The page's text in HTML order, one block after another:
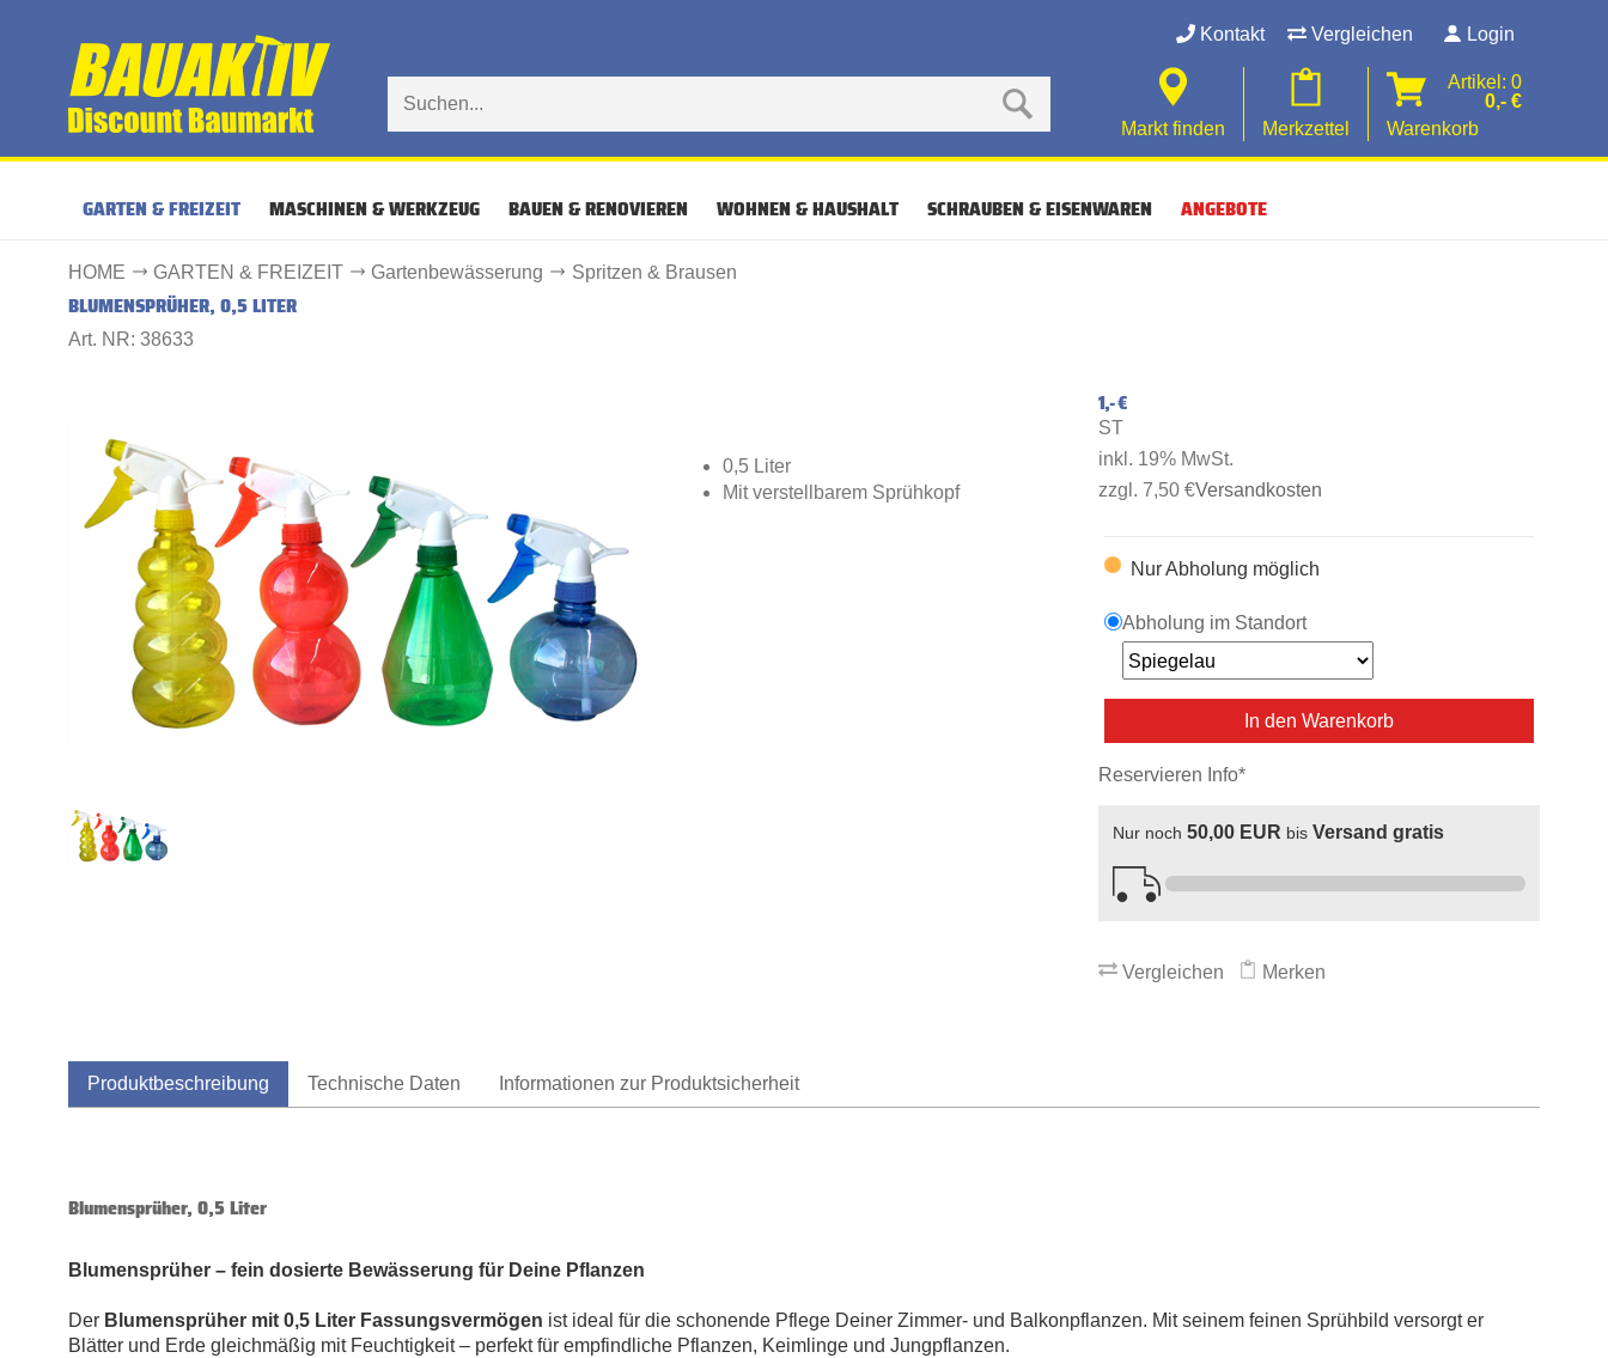
Kontakt Vergleichen Login
Markt finden Merkzettel
Artikel: 0
0,- €
Warenkorb
GARTEN & FREIZEIT MASCHINEN & WERKZEUG BAUEN & RENOVIEREN WOHNEN & HAUSHALT SCHRAUBEN & EISENWAREN ANGEBOTE
HOME GARTEN & FREIZEIT Gartenbewässerung Spritzen & Brausen
BLUMENSPRÜHER, 0,5 LITER
Art. NR: 38633
0,5 Liter
Mit verstellbarem Sprühkopf
1,- €
ST
inkl. 19% MwSt.
zzgl. 7,50 €Versandkosten
Nur Abholung möglich
Abholung im Standort
In den Warenkorb
Reservieren Info*
Nur noch 50,00 EUR bis Versand gratis
Vergleichen Merken
Produktbeschreibung Technische Daten Informationen zur Produktsicherheit
Blumensprüher, 0,5 Liter
Blumensprüher – fein dosierte Bewässerung für Deine Pflanzen
Der Blumensprüher mit 0,5 Liter Fassungsvermögen ist ideal für die schonende Pflege Deiner Zimmer- und Balkonpflanzen. Mit seinem feinen Sprühbild versorgt er
Blätter und Erde gleichmäßig mit Feuchtigkeit– perfekt für empfindliche Pflanzen, Keimlinge und Jungpflanzen.